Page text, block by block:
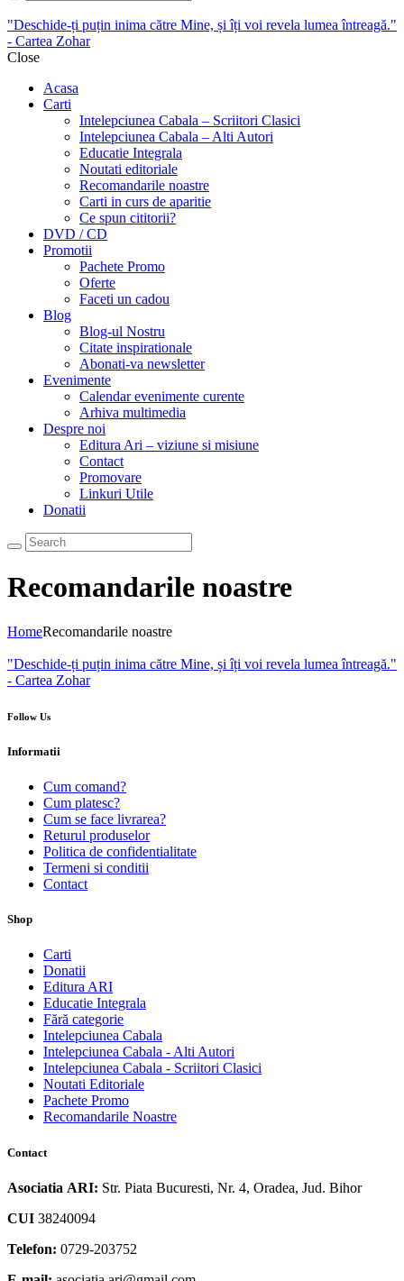
"Deschide-ți puțin inima către Mine, și îți voi revela lumea întreagă."
- Cartea Zohar
Close
Acasa
Carti
Intelepciunea Cabala – Scriitori Clasici
Intelepciunea Cabala – Alti Autori
Educatie Integrala
Noutati editoriale
Recomandarile noastre
Carti in curs de aparitie
Ce spun cititorii?
DVD / CD
Promotii
Pachete Promo
Oferte
Faceti un cadou
Blog
Blog-ul Nostru
Citate inspirationale
Abonati-va newsletter
Evenimente
Calendar evenimente curente
Arhiva multimedia
Despre noi
Editura Ari – viziune si misiune
Contact
Promovare
Linkuri Utile
Donatii
Recomandarile noastre
HomeRecomandarile noastre
"Deschide-ți puțin inima către Mine, și îți voi revela lumea întreagă."
- Cartea Zohar
Follow Us
Informatii
Cum comand?
Cum platesc?
Cum se face livrarea?
Returul produselor
Politica de confidentialitate
Termeni si conditii
Contact
Shop
Carti
Donatii
Editura ARI
Educatie Integrala
Fără categorie
Intelepciunea Cabala
Intelepciunea Cabala - Alti Autori
Intelepciunea Cabala - Scriitori Clasici
Noutati Editoriale
Pachete Promo
Recomandarile Noastre
Contact
Asociatia ARI: Str. Piata Bucuresti, Nr. 4, Oradea, Jud. Bihor
CUI 38240094
Telefon: 0729-203752